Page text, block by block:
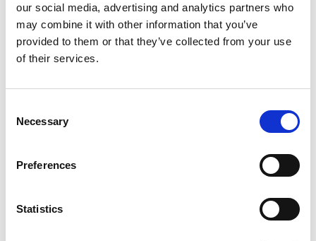
our social media, advertising and analytics partners who
may combine it with other information that you’ve
provided to them or that they’ve collected from your use
of their services.
Selection
Necessary
Preferences
Statistics
ことを嬉しく思っています。STARSは、吃音と
ADHDがしばしば併存すること、そして多くの
一般的なADHD治療が吃音症状に悪影響を与え
この会議は、併存するこれらの神経精神疾患の
影響を受けている何百万人もの人々との連携を
強化し、支援を拡大するための重要な機会とな